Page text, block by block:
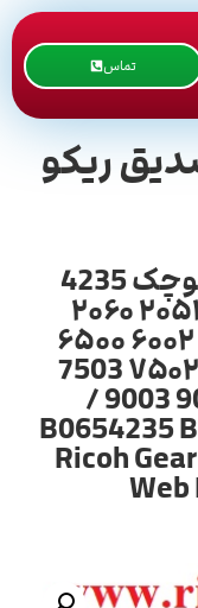
تماس
ریکو
دنده وب ریکو دو پله کوچک 4235
اورجینال / ۱۰۶۰ ۱۰۷۵ ۲۰۵۱ ۲۰۶۰
۲۰۷۵ ۵۵۰۰ ۶۰۰۰ ۶۰۰۱ ۶۰۰۲ ۶۵۰۰
6503 ۷۰۰۰ ۷۰۰۱ ۷۵۰۰ ۷۵۰۲ 7503
۸۰۰۰ ۸۰۰۱ 9001 9002 9003 /
B0654235
Ricoh
Web